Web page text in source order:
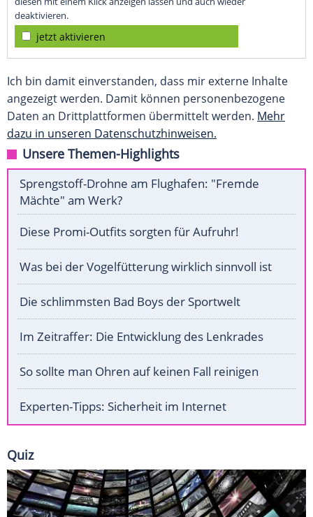
deaktivieren.
jetzt aktivieren
Ich bin damit einverstanden, dass mir externe Inhalte
angezeigt werden. Damit können personenbezogene
Daten an Drittplattformen übermittelt werden. Mehr
dazu in unseren Datenschutzhinweisen.
Unsere Themen-Highlights
Sprengstoff-Drohne am Flughafen: "Fremde
Mächte" am Werk?
Diese Promi-Outfits sorgten für Aufruhr!
Was bei der Vogelfütterung wirklich sinnvoll ist
Die schlimmsten Bad Boys der Sportwelt
Im Zeitraffer: Die Entwicklung des Lenkrades
So sollte man Ohren auf keinen Fall reinigen
Experten-Tipps: Sicherheit im Internet
Quiz